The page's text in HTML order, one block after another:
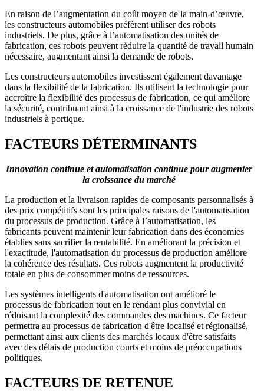
En raison de l’augmentation du coût moyen de la main-d’œuvre,
les constructeurs automobiles préfèrent utiliser des robots
industriels. De plus, grâce à l’automatisation des unités de
fabrication, ces robots peuvent réduire la quantité de travail humain
nécessaire, augmentant ainsi la demande de robots.
Les constructeurs automobiles investissent également davantage
dans la flexibilité de la fabrication. Ils utilisent la technologie pour
accroître la flexibilité des processus de fabrication, ce qui améliore
la sécurité, contribuant ainsi à la croissance de l'industrie des robots
industriels à portique.
FACTEURS DÉTERMINANTS
Innovation continue et automatisation continue pour augmenter
la croissance du marché
La production et la livraison rapides de composants personnalisés à
des prix compétitifs sont les principales raisons de l'automatisation
du processus de production. Grâce à l’automatisation, les
fabricants peuvent maintenir leur fabrication dans des économies
établies sans sacrifier la rentabilité. En améliorant la précision et
l'exactitude, l'automatisation du processus de production améliore
la cohérence des résultats. Ces robots augmentent la productivité
totale en plus de consommer moins de ressources.
Les systèmes intelligents d'automatisation ont amélioré le
processus de fabrication tout en le rendant plus convivial en
réduisant la complexité des commandes des machines. Ce facteur
permettra au processus de fabrication d'être localisé et régionalisé,
permettant ainsi aux clients des marchés locaux d'être satisfaits
avec des délais de production courts et moins de préoccupations
politiques.
FACTEURS DE RETENUE